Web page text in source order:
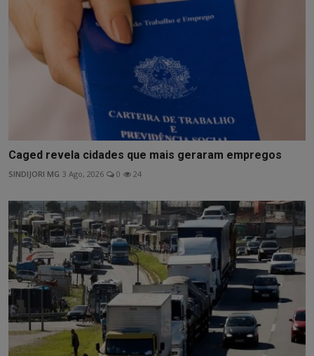
Caged revela cidades que mais geraram empregos
SINDIJORI MG 3 Ago, 2026 0 24